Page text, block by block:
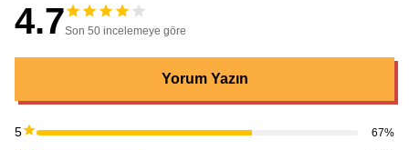
4.7Son 50 incelemeye göre
Yorum Yazın
5 67%